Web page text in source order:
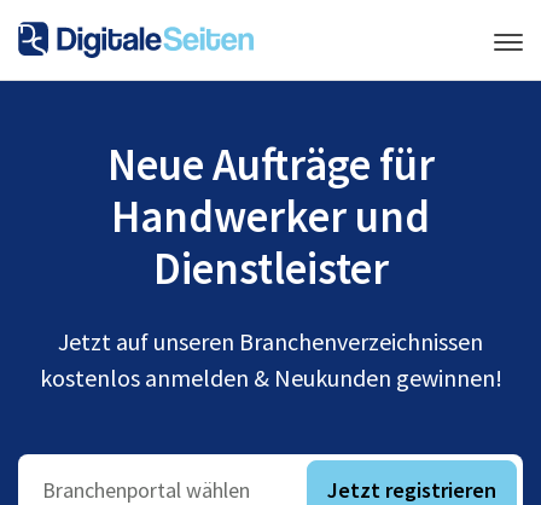
Neue Aufträge für
Handwerker und
Dienstleister
Jetzt auf unseren Branchenverzeichnissen
kostenlos anmelden & Neukunden gewinnen!
Branchenportal wählen Jetzt registrieren